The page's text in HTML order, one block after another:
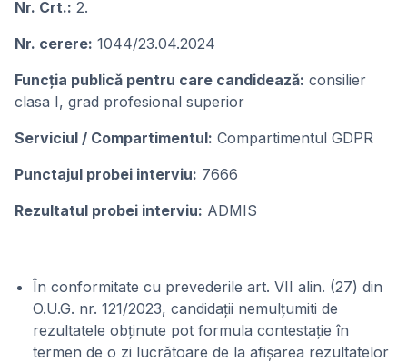
Nr. Crt.: 2.
Nr. cerere: 1044/23.04.2024
Funcţia publicǎ pentru care candideazǎ: consilier
clasa I, grad profesional superior
Serviciul / Compartimentul: Compartimentul GDPR
Punctajul probei interviu: 7666
Rezultatul probei interviu: ADMIS
În conformitate cu prevederile art. VII alin. (27) din
O.U.G. nr. 121/2023, candidații nemulțumiti de
rezultatele obținute pot formula contestație în
termen de o zi lucrătoare de la afișarea rezultatelor